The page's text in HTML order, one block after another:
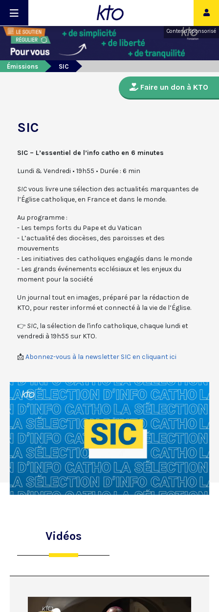
Contenu sponsorisé
Émissions SIC
Faire un don à KTO
SIC
SIC – L’essentiel de l’info catho en 6 minutes
Lundi & Vendredi • 19h55 • Durée : 6 min
SICvous livre une sélection des actualités marquantes de
l’Église catholique, en France et dans le monde.
Au programme :
- Les temps forts du Pape et du Vatican
- L’actualité des diocèses, des paroisses et des
mouvements
- Les initiatives des catholiques engagés dans le monde
- Les grands événements ecclésiaux et les enjeux du
moment pour la société
Un journal tout en images, préparé par la rédaction de
KTO, pour rester informé et connecté à la vie de l’Église.
👉 SIC, la sélection de l'info catholique, chaque lundi et
vendredi à 19h55 sur KTO.
📩Abonnez-vous à la newsletter SIC en cliquant ici
Vidéos